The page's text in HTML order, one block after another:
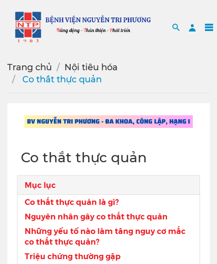
Search
Trang chủ
Nội tiêu hóa
️ Co thắt thực quản
️ Co thắt thực quản
Mục lục
Co thắt thực quản là gì?
Nguyên nhân gây co thắt thực quản
Những yếu tố nào làm tăng nguy cơ mắc
co thắt thực quản?
Triệu chứng thường gặp